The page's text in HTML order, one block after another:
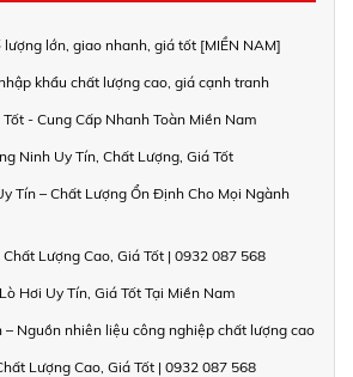
lớn, giao nhanh, giá tốt [MIỀN NAM]
khẩu chất lượng cao, giá cạnh tranh
- Cung Cấp Nhanh Toàn Miền Nam
Ninh Uy Tín, Chất Lượng, Giá Tốt
Tín – Chất Lượng Ổn Định Cho Mọi Ngành
Lượng Cao, Giá Tốt | 0932 087 568
Hơi Uy Tín, Giá Tốt Tại Miền Nam
– Nguồn nhiên liệu công nghiệp chất lượng cao
Lượng Cao, Giá Tốt | 0932 087 568